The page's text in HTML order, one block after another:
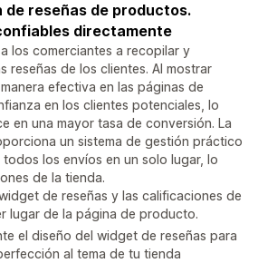
de reseñas de productos.
directamente
los comerciantes a recopilar y
reseñas de los clientes. Al mostrar
efectiva en las páginas de
en los clientes potenciales, lo
en una mayor tasa de conversión. La
un sistema de gestión práctico
los envíos en un solo lugar, lo
de la tienda.
de reseñas y las calificaciones de
lugar de la página de producto.
el diseño del widget de reseñas para
al tema de tu tienda